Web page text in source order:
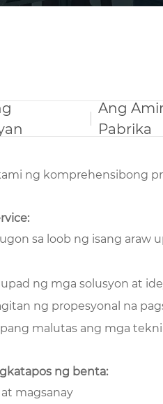
Ang
Pabrika
ng komprehensibong
sa loob ng isang
ng mga solusyon at
ng propesyonal na
malutas ang mga
ng benta:
magsanay